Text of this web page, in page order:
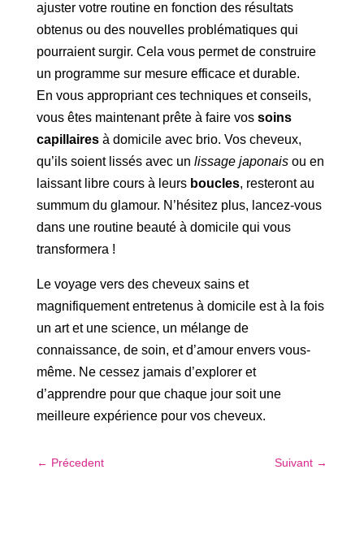
ajuster votre routine en fonction des résultats
obtenus ou des nouvelles problématiques qui
pourraient surgir. Cela vous permet de construire
un programme sur mesure efficace et durable.
En vous appropriant ces techniques et conseils,
vous êtes maintenant prête à faire vos soins
capillairesà domicile avec brio. Vos cheveux,
qu’ils soient lissés avec un lissage japonaisou en
laissant libre cours à leurs boucles, resteront au
summum du glamour. N’hésitez plus, lancez-vous
dans une routine beauté à domicile qui vous
transformera !
Le voyage vers des cheveux sains et
magnifiquement entretenus à domicile est à la fois
un art et une science, un mélange de
connaissance, de soin, et d’amour envers vous-
même. Ne cessez jamais d’explorer et
d’apprendre pour que chaque jour soit une
meilleure expérience pour vos cheveux.
← Précedent Suivant →